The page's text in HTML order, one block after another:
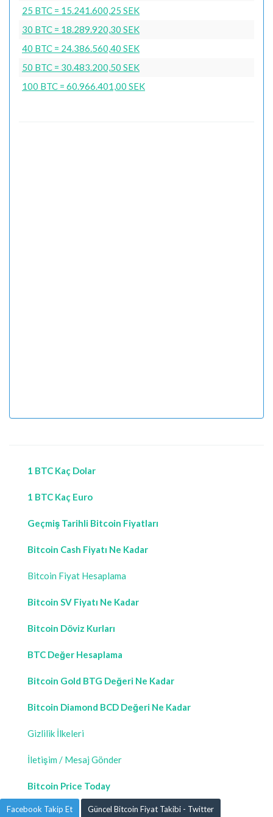
25 BTC = 15.241.600,25 SEK
30 BTC = 18.289.920,30 SEK
40 BTC = 24.386.560,40 SEK
50 BTC = 30.483.200,50 SEK
100 BTC = 60.966.401,00 SEK
1 BTC Kaç Dolar
1 BTC Kaç Euro
Geçmiş Tarihli Bitcoin Fiyatları
Bitcoin Cash Fiyatı Ne Kadar
Bitcoin Fiyat Hesaplama
Bitcoin SV Fiyatı Ne Kadar
Bitcoin Döviz Kurları
BTC Değer Hesaplama
Bitcoin Gold BTG Değeri Ne Kadar
Bitcoin Diamond BCD Değeri Ne Kadar
Gizlilik İlkeleri
İletişim / Mesaj Gönder
Bitcoin Price Today
Facebook Takip Et Güncel Bitcoin Fiyat Takibi - Twitter